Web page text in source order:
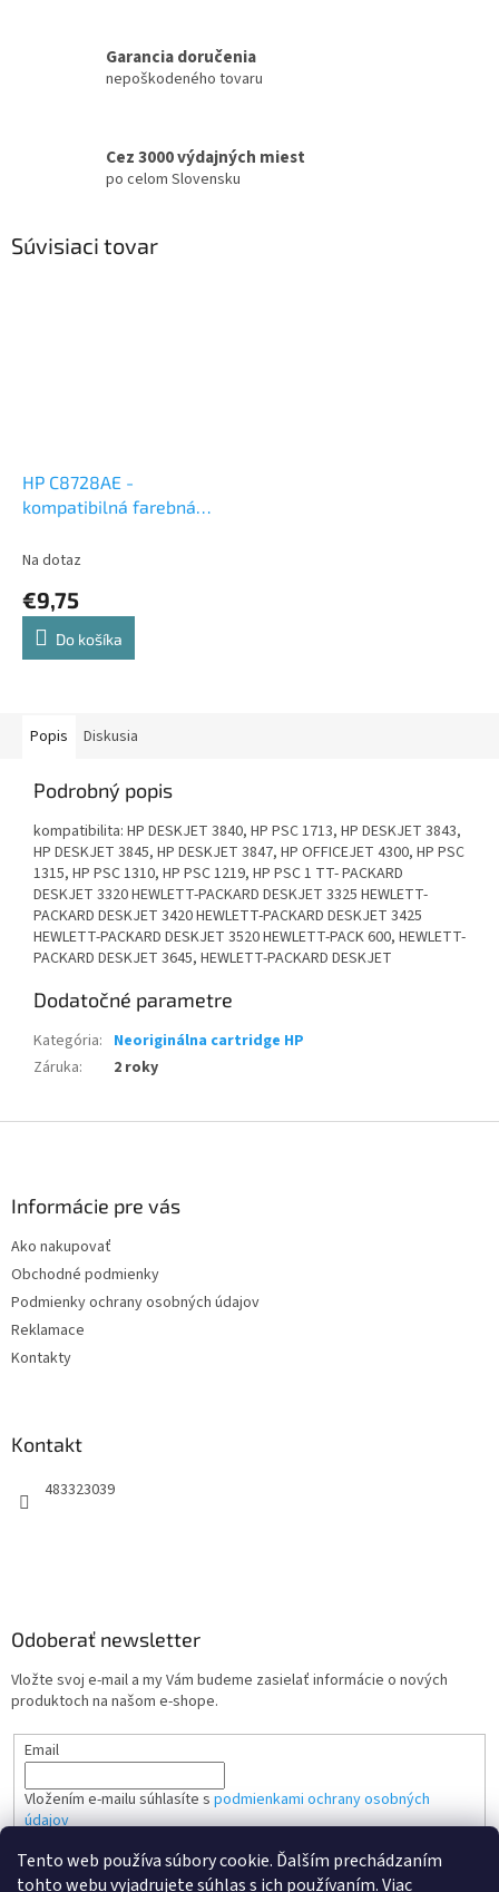
Tento web používa súbory cookie. Ďalším prechádzaním
tohto webu vyjadrujete súhlas s ich používaním. Viac
Garancia doručenia
nepoškodeného tovaru
Cez 3000 výdajných miest
po celom Slovensku
Súvisiaci tovar
HP C8728AE -
kompatibilná farebná
Na dotaz
€9,75
Do košíka
Popis Diskusia
Podrobný popis
kompatibilita: HP DESKJET 3840, HP PSC 1713, HP DESKJET 3843,
HP DESKJET 3845, HP DESKJET 3847, HP OFFICEJET 4300, HP PSC
1315, HP PSC 1310, HP PSC 1219, HP PSC 1 TT- PACKARD
DESKJET 3320 HEWLETT-PACKARD DESKJET 3325 HEWLETT-
PACKARD DESKJET 3420 HEWLETT-PACKARD DESKJET 3425
HEWLETT-PACKARD DESKJET 3520 HEWLETT-PACK 600, HEWLETT-
PACKARD DESKJET 3645, HEWLETT-PACKARD DESKJET
Dodatočné parametre
Kategória: Neoriginálna cartridge HP
Záruka: 2 roky
Informácie pre vás
Ako nakupovať
Obchodné podmienky
Podmienky ochrany osobných údajov
Reklamace
Kontakty
Kontakt
483323039
Odoberať newsletter
Vložte svoj e-mail a my Vám budeme zasielať informácie o nových
produktoch na našom e-shope.
Email
Vložením e-mailu súhlasíte s podmienkami ochrany osobných
údajov
PRIHLÁSIŤ SA